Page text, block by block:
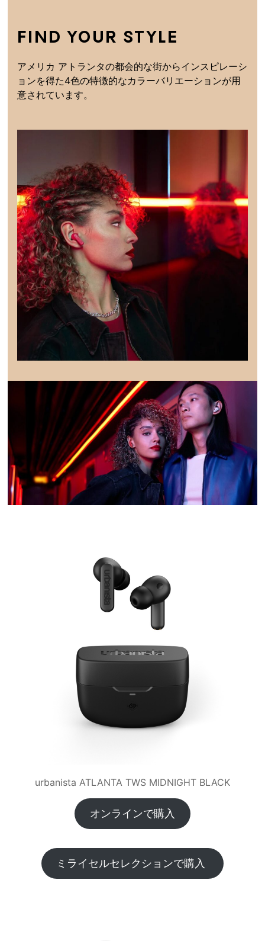
FIND YOUR STYLE
アメリカ アトランタの都会的な街からインスピレーシ
ョンを得た4色の特徴的なカラーバリエーションが用
意されています。
urbanista ATLANTA TWS MIDNIGHT BLACK
オンラインで購入
ミライセルセレクションで購入